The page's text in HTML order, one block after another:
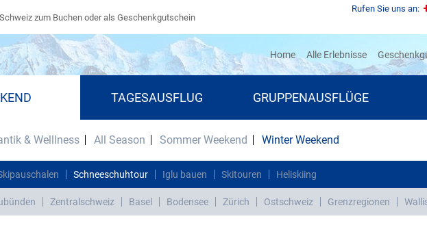
zum Buchen oder als Geschenkgutschein
Rufen Sie uns an:
Home(current)
Alle Erlebnisse
TAGESAUSFLUG GRUPPENAUSFLÜGE
& Welllness All Season Sommer Weekend Winter Weekend
Schneeschuhtour Iglu bauen Skitouren Heliskiing
Zentralschweiz Basel Bodensee Zürich Ostschweiz Grenzregionen